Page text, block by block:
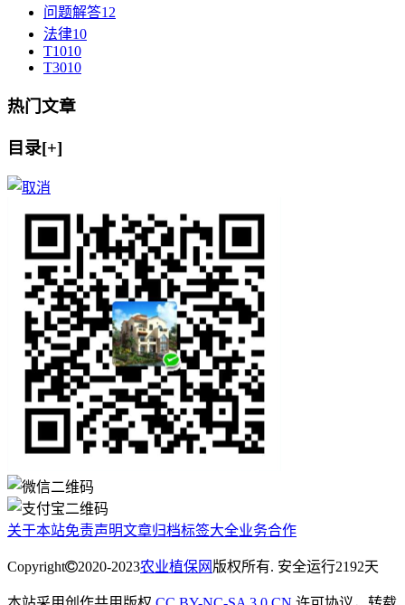
问题解答12
法律10
T1010
T3010
热门文章
目录[+]
关于本站免责声明文章归档标签大全业务合作
Copyright 2020-2023农业植保网 版权所有. 安全运行2192天